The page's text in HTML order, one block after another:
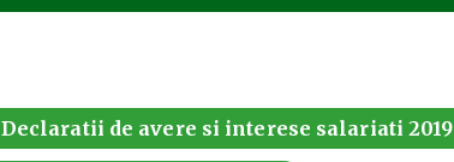
Declaratii de avere si interese salariati 2019